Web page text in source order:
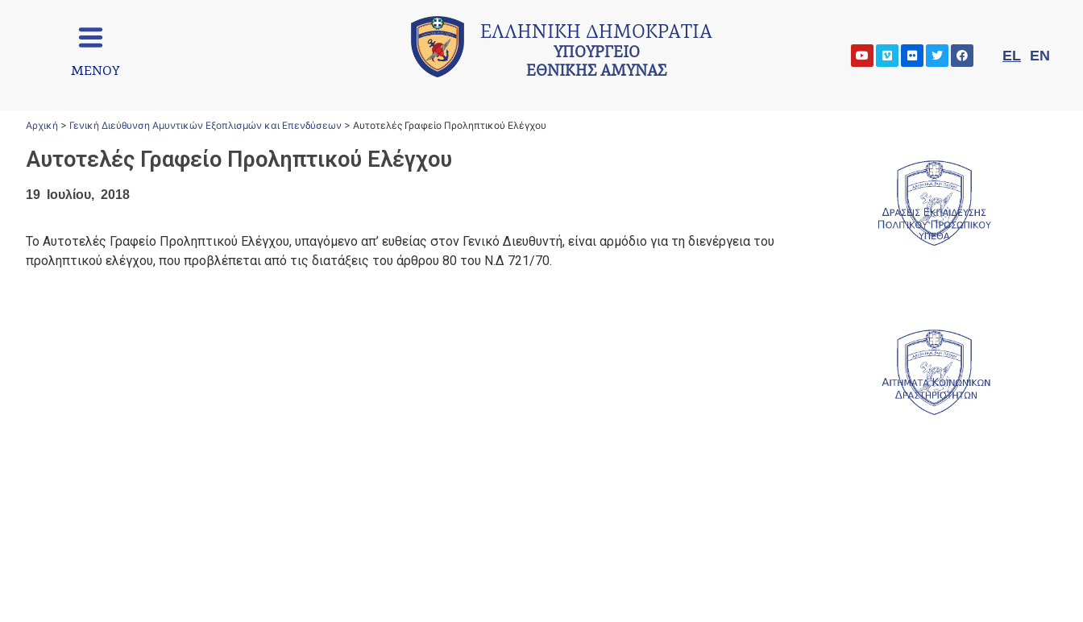
ΜΕΝΟΥ
ΕΛΛΗΝΙΚΗ ΔΗΜΟΚΡΑΤΙΑ
ΥΠΟΥΡΓΕΙΟ
ΕΘΝΙΚΗΣ ΑΜΥΝΑΣ
EL EN
Αρχική > Γενική Διεύθυνση Αμυντικών Εξοπλισμών και Επενδύσεων > Αυτοτελές Γραφείο Προληπτικού Ελέγχου
Αυτοτελές Γραφείο Προληπτικού Ελέγχου
19 Ιουλίου, 2018
Το Αυτοτελές Γραφείο Προληπτικού Ελέγχου, υπαγόμενο απ’ ευθείας στον Γενικό Διευθυντή, είναι αρμόδιο για τη διενέργεια του
προληπτικού ελέγχου, που προβλέπεται από τις διατάξεις του άρθρου 80 του Ν.Δ 721/70.